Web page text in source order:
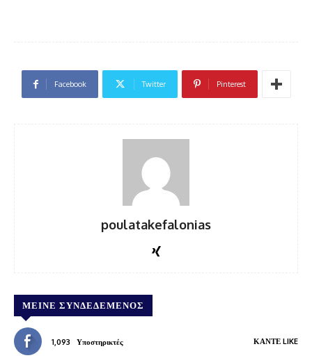
Facebook Twitter Pinterest
poulatakefalonias
ΜΕΊΝΕ ΣΥΝΔΕΔΕΜΈΝΟΣ
1,093 Υποστηρικτές ΚΆΝΤΕ LIKE